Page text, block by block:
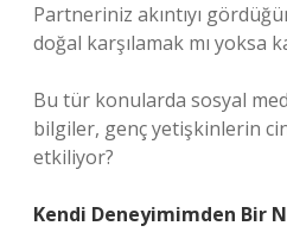
Partneriniz akıntıyı
doğal karşılamak mı yoksa
Bu tür konularda sosyal
bilgiler, genç yetişkinlerin
etkiliyor?
Kendi Deneyimimden Bir